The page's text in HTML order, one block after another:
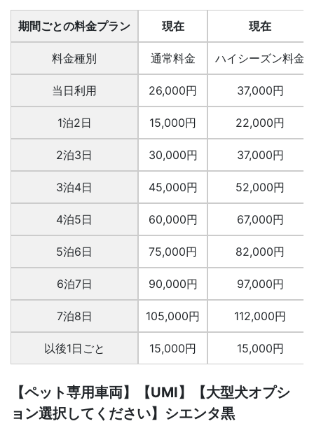
期間ごとの料金プラン
料金種別
当日利用
1泊2日
2泊3日
3泊4日
4泊5日
5泊6日
6泊7日
7泊8日
以後1日ごと
現在
通常料金
26,000円
15,000円
30,000円
45,000円
60,000円
75,000円
90,000円
105,000円
15,000円
現在
ハイシーズン料金
37,000円
22,000円
37,000円
52,000円
67,000円
82,000円
97,000円
112,000円
15,000円
【ペット専用車両】【UMI】【大型犬オプシ
ョン選択してください】シエンタ黒